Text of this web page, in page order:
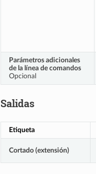
Parámetros adicionales
de la línea de comandos
Opcional
Salidas
Etiqueta
Cortado (extensión)